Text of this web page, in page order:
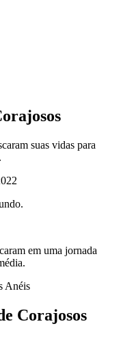
suas vidas para
em uma jornada
Anéis
Corajosos